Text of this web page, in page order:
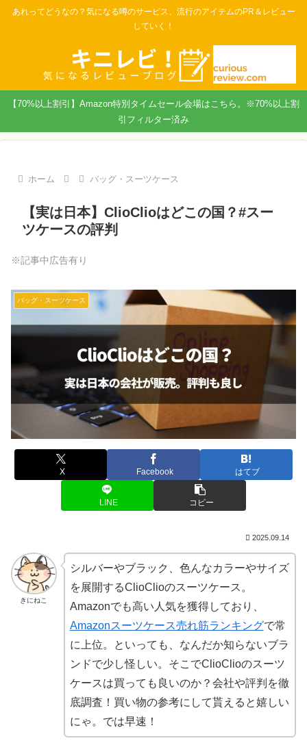
あれってどうなの？気になる噂のサービス、流行のアイテムのPR＆レビュー
していく！
【70%以上割引】Amazon特別タイムセール会場はこちら。※70%以上割
引フィルター済み
ホーム バッグ・スーツケース
【実は日本】ClioClioはどこの国？#スー
ツケースの評判
※記事中広告有り
バッグ・スーツケース
X Facebook はてブ
LINE コピー
2025.09.14
きにねこ
シルバーやブラック、色んなカラーやサイズ
を展開するClioClioのスーツケース。
Amazonでも高い人気を獲得しており、
Amazonスーツケース売れ筋ランキングで常
に上位。といっても、なんだか知らないブラ
ンドで少し怪しい。そこでClioClioのスーツ
ケースは買っても良いのか？会社や評判を徹
底調査！買い物の参考にして貰えると嬉しい
にゃ。では早速！